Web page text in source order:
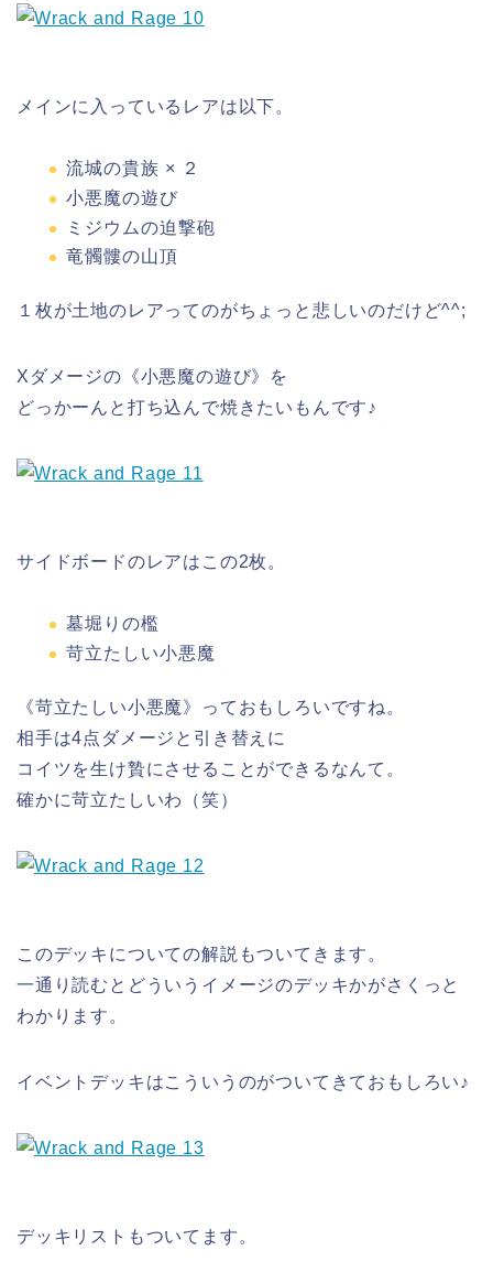
メインに入っているレアは以下。
流城の貴族 × ２
小悪魔の遊び
ミジウムの迫撃砲
竜髑髏の山頂
１枚が土地のレアってのがちょっと悲しいのだけど^^;
Xダメージの《小悪魔の遊び》を
どっかーんと打ち込んで焼きたいもんです♪
サイドボードのレアはこの2枚。
墓堀りの檻
苛立たしい小悪魔
《苛立たしい小悪魔》っておもしろいですね。
相手は4点ダメージと引き替えに
コイツを生け贄にさせることができるなんて。
確かに苛立たしいわ（笑）
このデッキについての解説もついてきます。
一通り読むとどういうイメージのデッキかがさくっと
わかります。
イベントデッキはこういうのがついてきておもしろい♪
デッキリストもついてます。